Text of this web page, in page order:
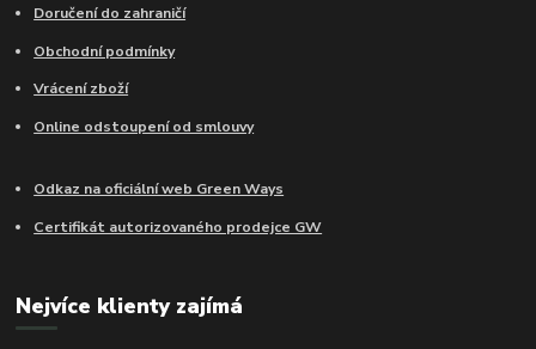
Doručení do zahraničí
Obchodní podmínky
Vrácení zboží
Online odstoupení od smlouvy
Odkaz na oficiální web Green Ways
Certifikát autorizovaného prodejce GW
Nejvíce klienty zajímá